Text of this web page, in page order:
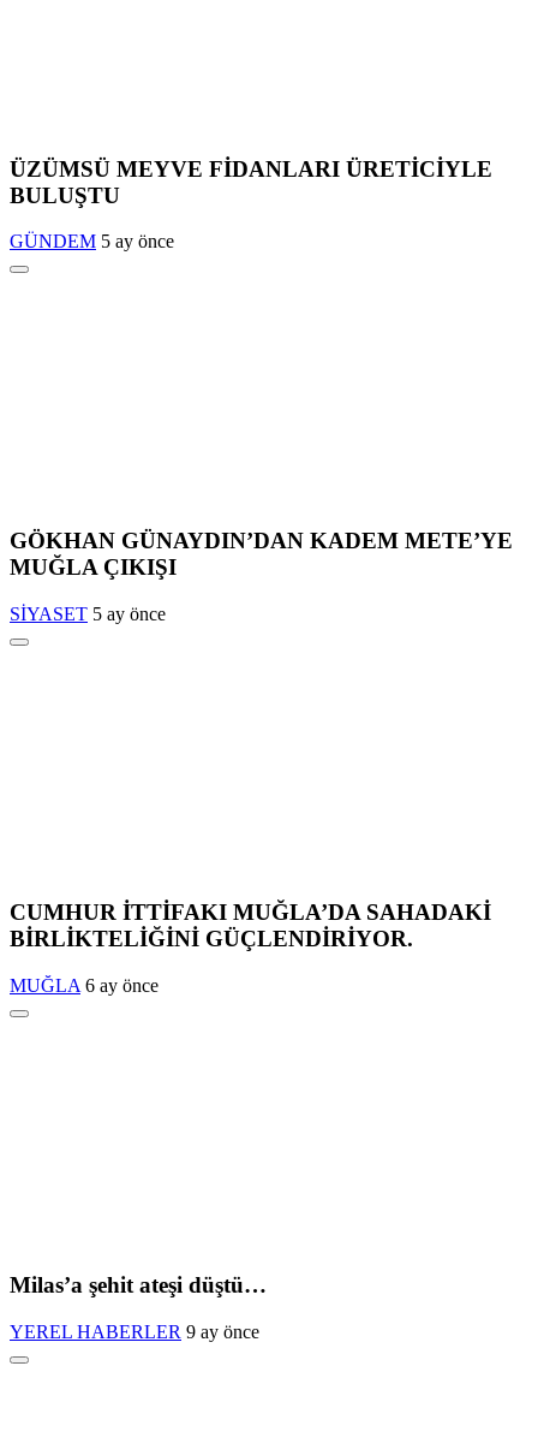
ÜZÜMSÜ MEYVE FİDANLARI ÜRETİCİYLE
BULUŞTU
GÜNDEM 5 ay önce
GÖKHAN GÜNAYDIN’DAN KADEM METE’YE
MUĞLA ÇIKIŞI
SİYASET 5 ay önce
CUMHUR İTTİFAKI MUĞLA’DA SAHADAKİ
BİRLİKTELİĞİNİ GÜÇLENDİRİYOR.
MUĞLA 6 ay önce
Milas’a şehit ateşi düştü…
YEREL HABERLER 9 ay önce